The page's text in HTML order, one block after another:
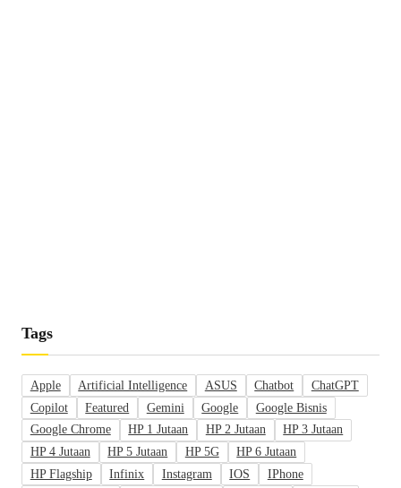
Tags
Apple Artificial Intelligence ASUS Chatbot
ChatGPT
Copilot
Featured Gemini Google
Google Bisnis
Google Chrome
HP 1 Jutaan HP 2 Jutaan
HP 3 Jutaan
HP 4 Jutaan
HP 5 Jutaan HP 5G
HP 6 Jutaan
HP Flagship
Infinix Instagram IOS
IPhone